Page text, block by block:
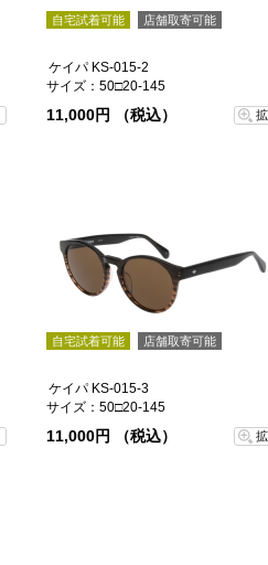
自宅試着可能 店舗取寄可能
ケイパ KS-015-2
サイズ：50□20-145
11,000円 （税込）
自宅試着可能 店舗取寄可能
ケイパ KS-015-3
サイズ：50□20-145
11,000円 （税込）